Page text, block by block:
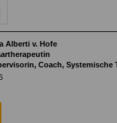
Alberti v. Hofe
Coach, Systemische